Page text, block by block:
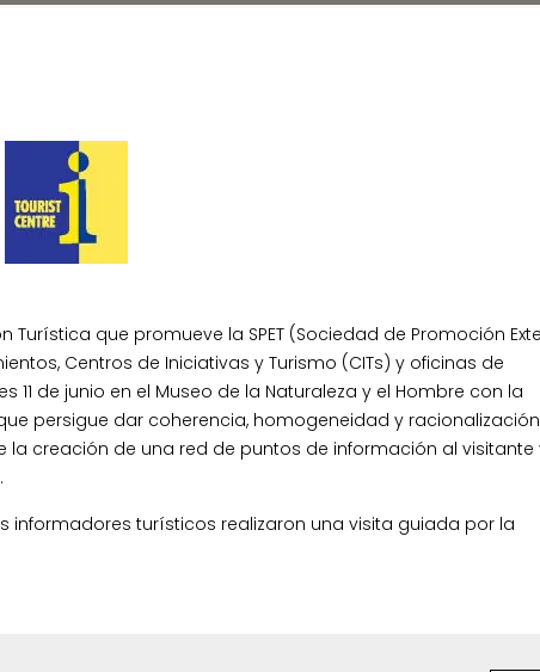
que promueve la SPET (Sociedad de Promoción
Centros de Iniciativas y Turismo (CITs) y oficinas de
de junio en el Museo de la Naturaleza y el Hombre con la
persigue dar coherencia, homogeneidad y
creación de una red de puntos de información al visitante
informadores turísticos realizaron una visita guiada por la